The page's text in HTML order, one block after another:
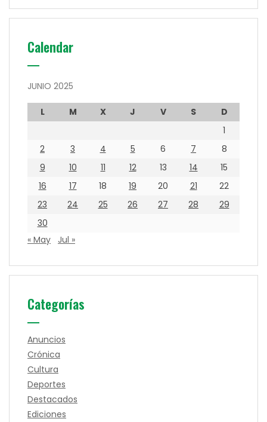
Calendar
JUNIO 2025
L M X J V S
D
1
2
3 4 5 6 7
8
9
10 11 12 13 14
15
16
17 18 19 20 21
22
23
24 25 26 27 28
29
30
« May
Jul »
Categorías
Anuncios
Crónica
Cultura
Deportes
Destacados
Ediciones